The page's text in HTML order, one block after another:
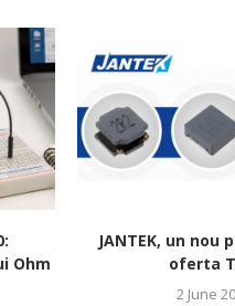
Ohm
JANTEK, un nou
oferta
2 June